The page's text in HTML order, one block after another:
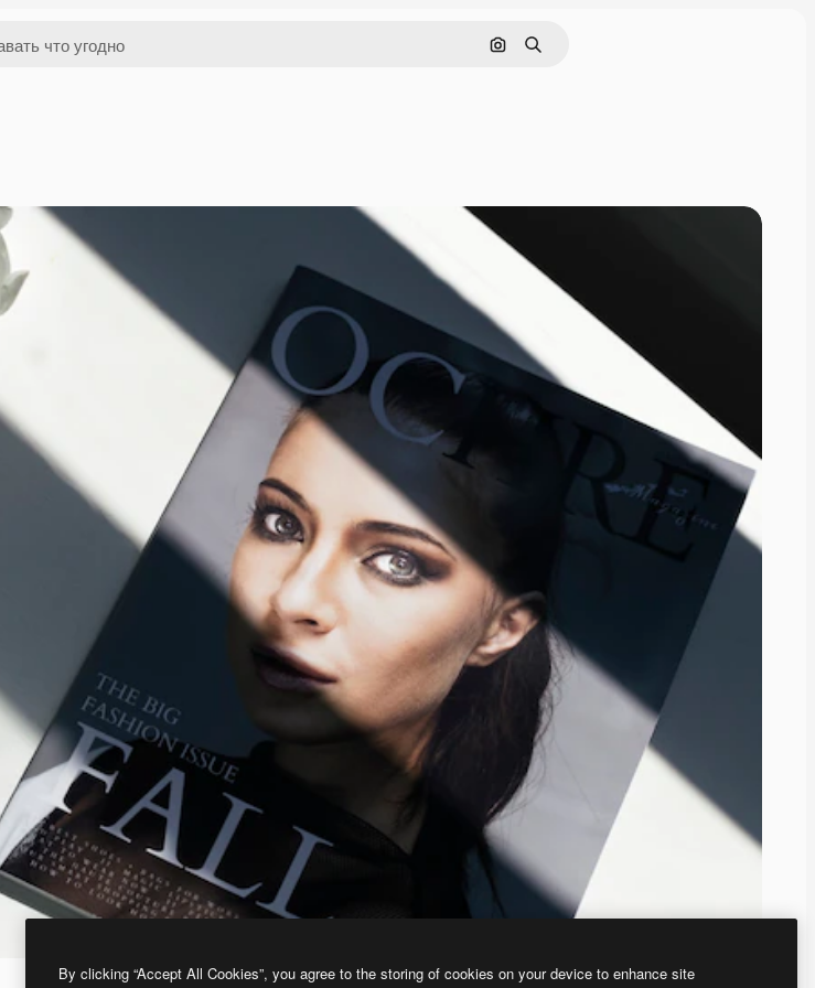
Поиск по изображению
Поиск
By clicking “Accept All Cookies”, you agree to the storing of cookies on your device to enhance site